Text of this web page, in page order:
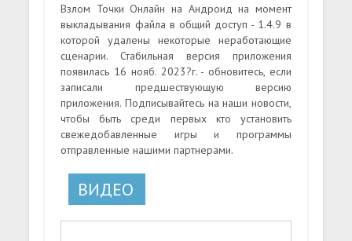
Взлом Точки Онлайн на Андроид на момент
выкладывания файла в общий доступ - 1.4.9 в
которой удалены некоторые неработающие
сценарии. Стабильная версия приложения
появилась 16 нояб. 2023?г. - обновитесь, если
записали предшествующую версию
приложения. Подписывайтесь на наши новости,
чтобы быть среди первых кто установить
свежедобавленные игры и программы
отправленные нашими партнерами.
ВИДЕО